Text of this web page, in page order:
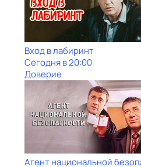
Вход в лабиринт
Сегодня в 20:00
Доверие
Агент национальной